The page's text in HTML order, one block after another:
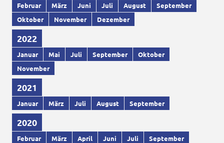
Februar März Juni Juli August
September
Oktober
November Dezember
2022
Januar Mai Juli September
Oktober
November
2021
Januar März Juli August September
2020
Februar März April Juni Juli
September